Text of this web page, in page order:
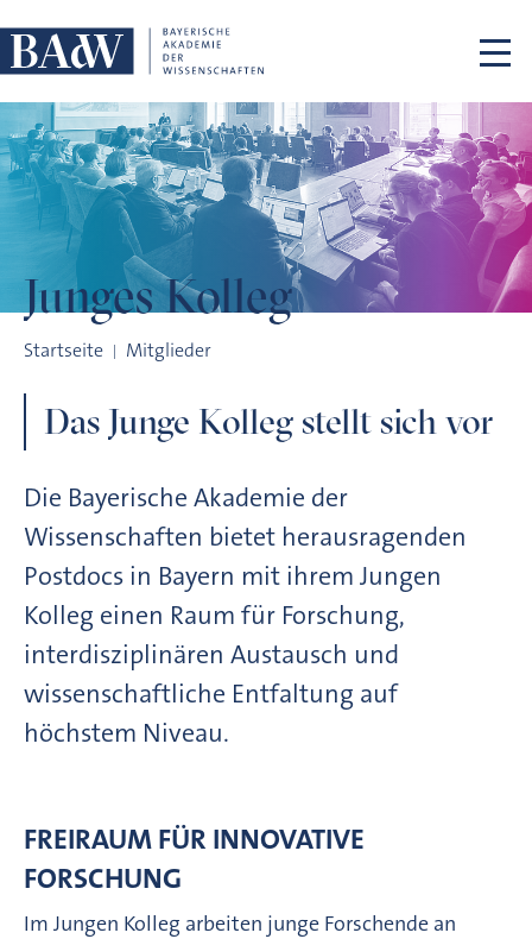
Junges Kolleg
Startseite Mitglieder
Das Junge Kolleg stellt sich vor
Die Bayerische Akademie der
Wissenschaften bietet herausragenden
Postdocs in Bayern mit ihrem Jungen
Kolleg einen Raum für Forschung,
interdisziplinären Austausch und
wissenschaftliche Entfaltung auf
höchstem Niveau.
FREIRAUM FÜR INNOVATIVE
FORSCHUNG
Im Jungen Kolleg arbeiten junge Forschende an